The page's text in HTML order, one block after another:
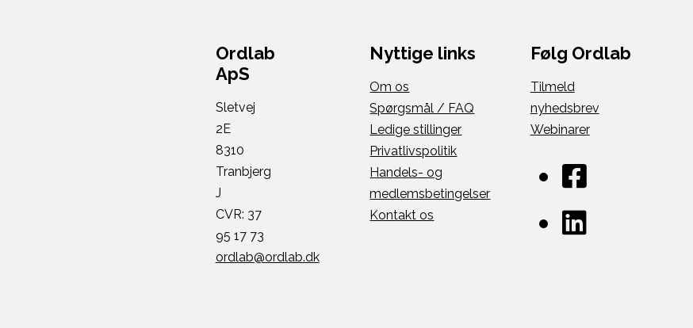
Ordlab
ApS
Sletvej
2E
8310
Tranbjerg
J
CVR: 37
95 17 73
ordlab@ordlab.dk
Nyttige links
Om os
Spørgsmål / FAQ
Ledige stillinger
Privatlivspolitik
Handels- og
medlemsbetingelser
Kontakt os
Følg Ordlab
Tilmeld
nyhedsbrev
Webinarer